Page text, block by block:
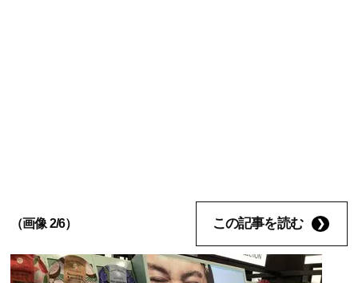
（画像 2/6） この記事を読む